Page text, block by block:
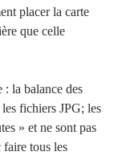
placer la carte
que celle
: la balance des
fichiers JPG; les
» et ne sont pas
tous les